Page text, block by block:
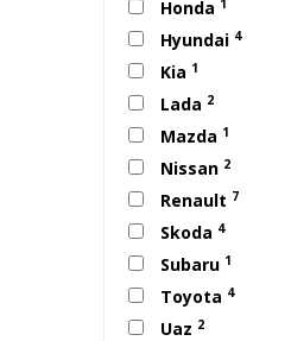
Honda
Hyundai 4
Kia 1
Lada 2
Mazda 1
Nissan 2
Renault 7
Skoda 4
Subaru 1
Toyota 4
Uaz 2